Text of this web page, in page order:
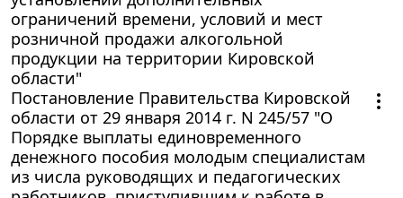
ограничений времени, условий и мест
розничной продажи алкогольной
продукции на территории Кировской
области"
Постановление Правительства Кировской
области от 29 января 2014 г. N 245/57 "О
Порядке выплаты единовременного
денежного пособия молодым специалистам
из числа руководящих и педагогических